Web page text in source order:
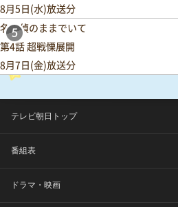
8月5日(水)放送分
5
名探偵のままでいて
第4話 超戦慄展開
8月7日(金)放送分
テレビ朝日トップ
番組表
ドラマ・映画